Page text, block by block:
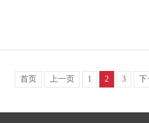
首页 上一页 1 2 3 下